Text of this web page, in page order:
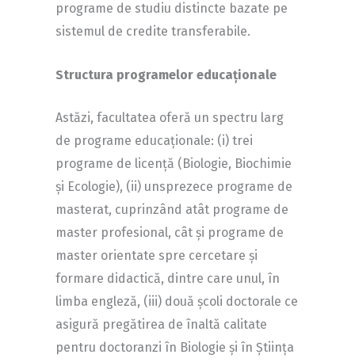
programe de studiu distincte bazate pe
sistemul de credite transferabile.
Structura programelor educaționale
Astăzi, facultatea oferă un spectru larg
de programe educaționale: (i) trei
programe de licență (Biologie, Biochimie
și Ecologie), (ii) unsprezece programe de
masterat, cuprinzând atât programe de
master profesional, cât și programe de
master orientate spre cercetare și
formare didactică, dintre care unul, în
limba engleză, (iii) două școli doctorale ce
asigură pregătirea de înaltă calitate
pentru doctoranzi în Biologie și în Știința